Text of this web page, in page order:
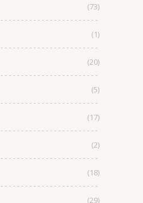
(73)
(1)
(20)
(5)
(17)
(2)
(18)
(29)